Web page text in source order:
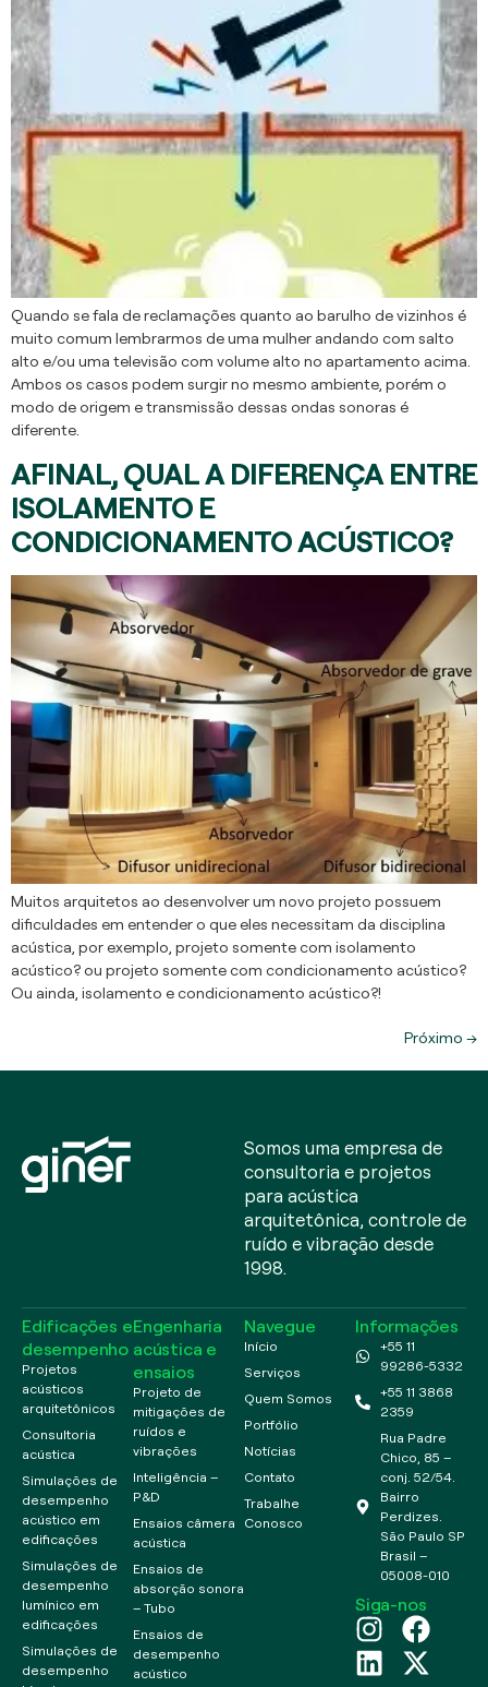
Quando se fala de reclamações quanto ao barulho de vizinhos é
muito comum lembrarmos de uma mulher andando com salto
alto e/ou uma televisão com volume alto no apartamento acima.
Ambos os casos podem surgir no mesmo ambiente, porém o
modo de origem e transmissão dessas ondas sonoras é
diferente.
AFINAL, QUAL A DIFERENÇA ENTRE
ISOLAMENTO E
CONDICIONAMENTO ACÚSTICO?
Muitos arquitetos ao desenvolver um novo projeto possuem
dificuldades em entender o que eles necessitam da disciplina
acústica, por exemplo, projeto somente com isolamento
acústico? ou projeto somente com condicionamento acústico?
Ou ainda, isolamento e condicionamento acústico?!
Próximo →
Somos uma empresa de
consultoria e projetos
para acústica
arquitetônica, controle de
ruído e vibração desde
1998.
Navegue
Início
Serviços
Quem Somos
Portfólio
Notícias
Contato
Trabalhe
Conosco
Edificações e
desempenho
Projetos
acústicos
arquitetônicos
Consultoria
acústica
Simulações de
desempenho
acústico em
edificações
Simulações de
desempenho
lumínico em
edificações
Simulações de
desempenho
Engenharia
acústica e
ensaios
Projeto de
mitigações de
ruídos e
vibrações
Inteligência –
P&D
Ensaios câmera
acústica
Ensaios de
absorção sonora
– Tubo
Ensaios de
desempenho
acústico
Informações
+55 11
99286-5332
+55 11 3868
2359
Rua Padre
Chico, 85 –
conj. 52/54.
Bairro
Perdizes.
São Paulo SP
Brasil –
05008-010
Siga-nos